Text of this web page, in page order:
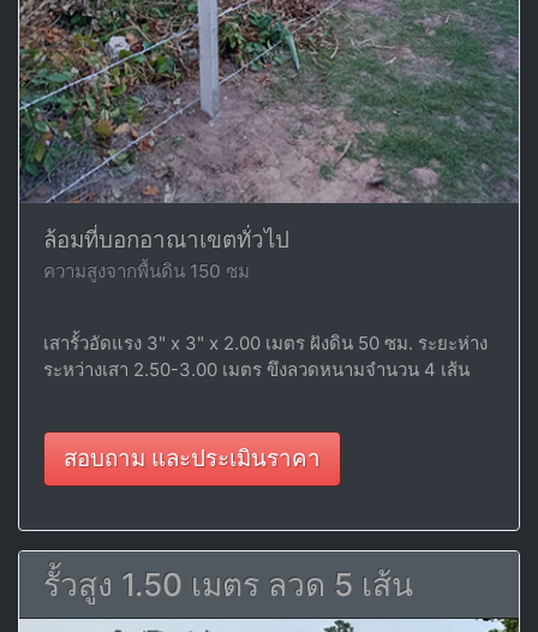
ล้อมที่บอกอาณาเขตทั่วไป
ความสูงจากพื้นดิน 150 ซม
เสารั้วอัดแรง 3" x 3" x 2.00 เมตร ฝังดิน 50 ซม. ระยะห่าง
ระหว่างเสา 2.50-3.00 เมตร ขึงลวดหนามจำนวน 4 เส้น
สอบถาม และประเมินราคา
รั้วสูง 1.50 เมตร ลวด 5 เส้น